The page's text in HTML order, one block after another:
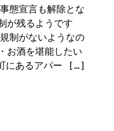
態宣言も解除とな
が残るようです
制がないようなの
お酒を堪能したい
にあるアパー […]